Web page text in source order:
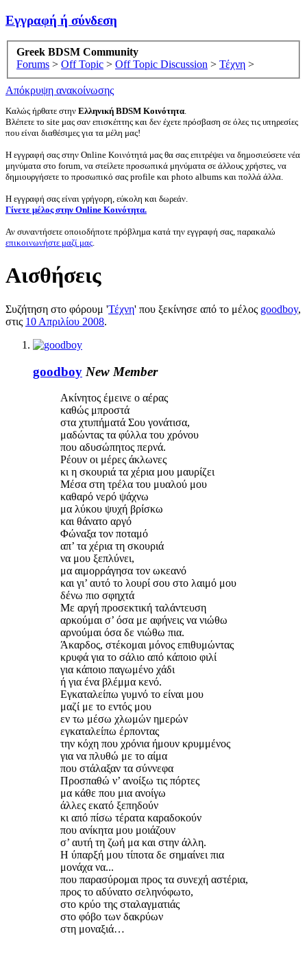
Εγγραφή ή σύνδεση
Greek BDSM Community
Forums > Off Topic > Off Topic Discussion > Τέχνη >
Απόκρυψη ανακοίνωσης
Καλώς ήρθατε στην Ελληνική BDSM Κοινότητα.
Βλέπετε το site μας σαν επισκέπτης και δεν έχετε πρόσβαση σε όλες τις υπηρεσίες
που είναι διαθέσιμες για τα μέλη μας!
Η εγγραφή σας στην Online Κοινότητά μας θα σας επιτρέψει να δημοσιεύσετε νέα
μηνύματα στο forum, να στείλετε προσωπικά μηνύματα σε άλλους χρήστες, να
δημιουργήσετε το προσωπικό σας profile και photo albums και πολλά άλλα.
Η εγγραφή σας είναι γρήγορη, εύκολη και δωρεάν.
Γίνετε μέλος στην Online Κοινότητα.
Αν συναντήσετε οποιοδήποτε πρόβλημα κατά την εγγραφή σας, παρακαλώ
επικοινωνήστε μαζί μας.
Αισθήσεις
Συζήτηση στο φόρουμ 'Τέχνη' που ξεκίνησε από το μέλος goodboy,
στις 10 Απριλίου 2008.
goodboy New Member
Ακίνητος έμεινε ο αέρας
καθώς μπροστά
στα χτυπήματά Σου γονάτισα,
μαδώντας τα φύλλα του χρόνου
που αδυσώπητος περνά.
Ρέουν οι μέρες άκλωνες
κι η σκουριά τα χέρια μου μαυρίζει
Μέσα στη τρέλα του μυαλού μου
καθαρό νερό ψάχνω
μα λύκου ψυχή βρίσκω
και θάνατο αργό
Φώναξα τον ποταμό
απ’ τα χέρια τη σκουριά
να μου ξεπλύνει,
μα αιμορράγησα τον ωκεανό
και γι’ αυτό το λουρί σου στο λαιμό μου
δένω πιο σφηχτά
Με αργή προσεκτική ταλάντευση
αρκούμαι σ’ όσα με αφήνεις να νιώθω
αρνούμαι όσα δε νιώθω πια.
Άκαρδος, στέκομαι μόνος επιθυμώντας
κρυφά για το σάλιο από κάποιο φιλί
για κάποιο παγωμένο χάδι
ή για ένα βλέμμα κενό.
Εγκαταλείπω γυμνό το είναι μου
μαζί με το εντός μου
εν τω μέσω χλωμών ημερών
εγκαταλείπω έρποντας
την κόχη που χρόνια ήμουν κρυμμένος
για να πλυθώ με το αίμα
που στάλαξαν τα σύννεφα
Προσπαθώ ν’ ανοίξω τις πόρτες
μα κάθε που μια ανοίγω
άλλες εκατό ξεπηδούν
κι από πίσω τέρατα καραδοκούν
που ανίκητα μου μοιάζουν
σ’ αυτή τη ζωή μα και στην άλλη.
Η ύπαρξή μου τίποτα δε σημαίνει πια
μονάχα να...
που παρασύρομαι προς τα συνεχή αστέρια,
προς το αδύνατο σεληνόφωτο,
στο κρύο της σταλαγματιάς
στο φόβο των δακρύων
στη μοναξιά…